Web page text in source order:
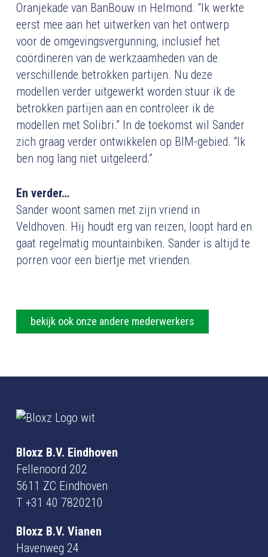
Oranjekade van BanBouw in Helmond. “Ik werkte
eerst mee aan het uitwerken van het ontwerp
voor de omgevingsvergunning, inclusief het
coördineren van de werkzaamheden van de
verschillende betrokken partijen. Nu deze
modellen verder uitgewerkt worden stuur ik de
betrokken partijen aan en controleer ik de
modellen met Solibri.” In de toekomst wil Sander
zich graag verder ontwikkelen op BIM-gebied. “Ik
ben nog lang niet uitgeleerd.”
En verder…
Sander woont samen met zijn vriend in
Veldhoven. Hij houdt erg van reizen, loopt hard en
gaat regelmatig mountainbiken. Sander is altijd te
porren voor een biertje met vrienden.
bekijk ook onze andere mederwerkers
Bloxz B.V. Eindhoven
Fellenoord 202
5611 ZC Eindhoven
T +31 40 7820210
Bloxz B.V. Vianen
Havenweg 24